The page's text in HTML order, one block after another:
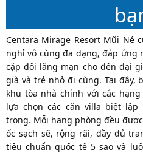
Centara Mirage Resort Mũi Né
nghỉ vô cùng đa dạng, đáp ứng
cặp đôi lãng mạn cho đến đại
già và trẻ nhỏ đi cùng. Tại đây,
khu tòa nhà chính với các
lựa chọn các căn villa biệt
trọng. Mỗi hạng phòng đều
ốc sạch sẽ, rộng rãi, đầy đủ
tiêu chuẩn quốc tế 5 sao và